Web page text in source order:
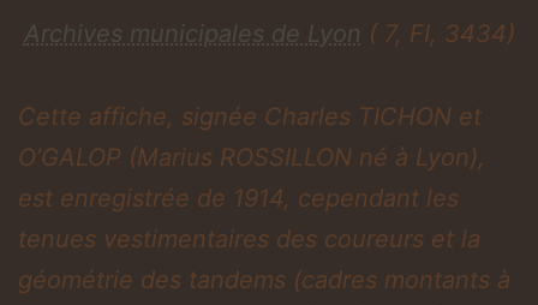
Archives municipales de Lyon ( 7, FI, 3434)
Cette affiche, signée Charles TICHON et
O’GALOP (Marius ROSSILLON né à Lyon),
est enregistrée de 1914, cependant les
tenues vestimentaires des coureurs et la
géométrie des tandems (cadres montants à